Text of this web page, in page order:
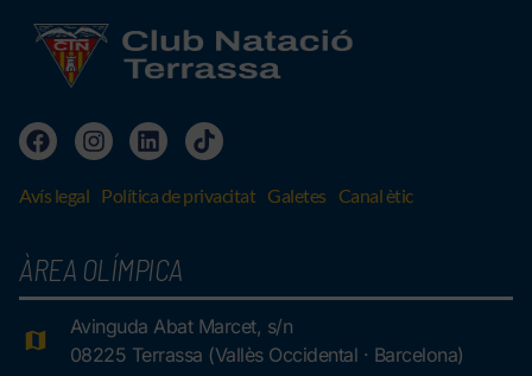
Avís legal Política de privacitat Galetes Canal ètic
ÀREA OLÍMPICA
Avinguda Abat Marcet, s/n
08225 Terrassa (Vallès Occidental · Barcelona)